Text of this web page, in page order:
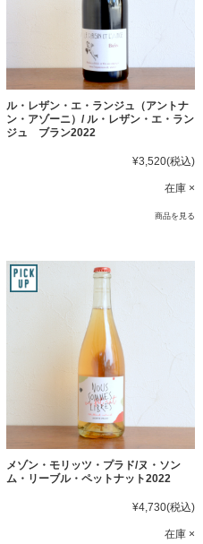
ル・レザン・エ・ランジュ（アントナ
ン・アゾーニ）/ ル・レザン・エ・ラン
ジュ ブラン2022
¥3,520(税込)
在庫 ×
商品を見る
メゾン・モリッツ・プラド/ヌ・ソン
ム・リーブル・ペットナット2022
¥4,730(税込)
在庫 ×